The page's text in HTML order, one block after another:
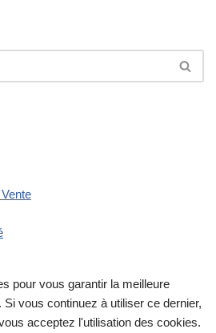
pour vous garantir la meilleure
vous continuez à utiliser ce dernier,
acceptez l'utilisation des cookies.